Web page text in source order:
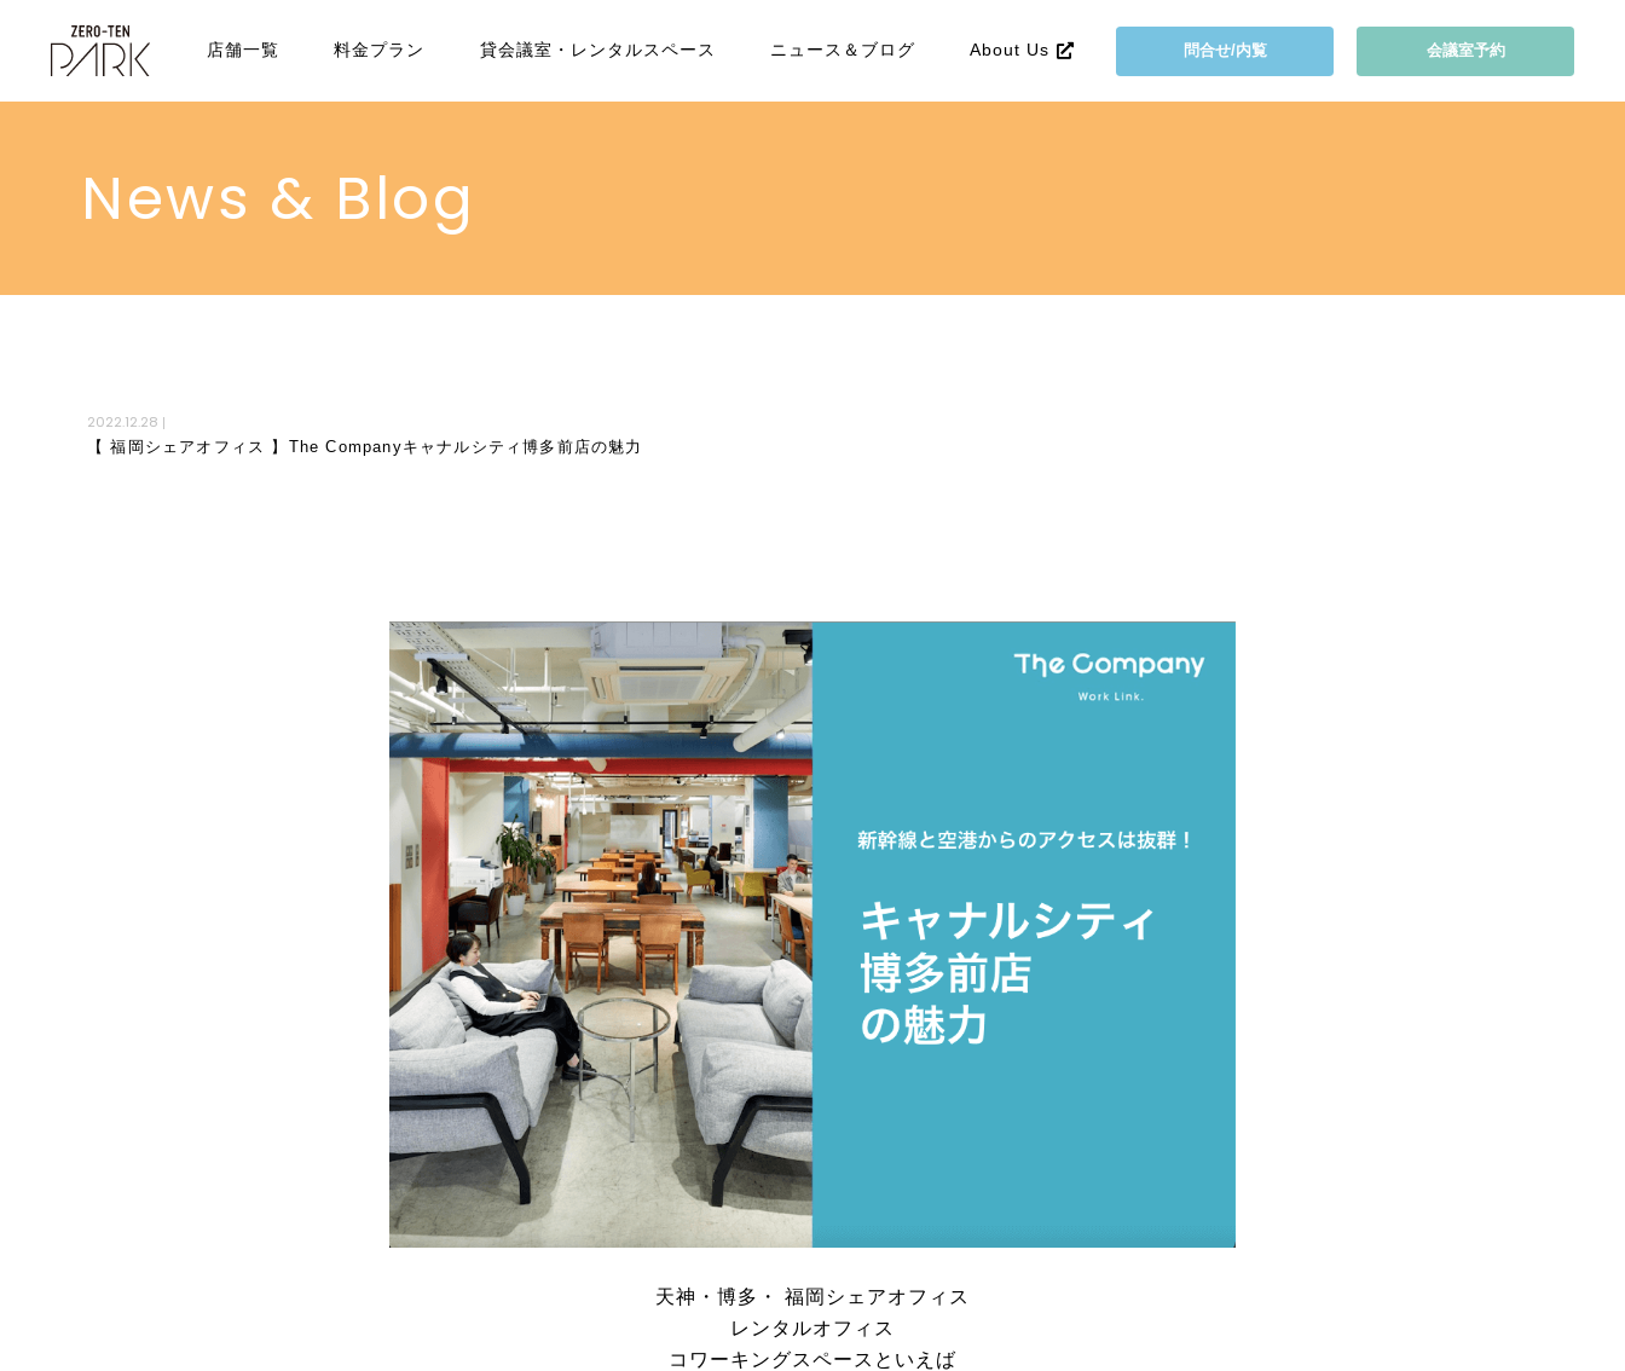
店舗一覧 料金プラン 貸会議室・レンタルスペース ニュース＆ブログ About Us 問合せ/内覧 会議室予約
News & Blog
2022.12.28
【 福岡シェアオフィス 】The Companyキャナルシティ博多前店の魅力
天神・博多・ 福岡シェアオフィス
レンタルオフィス
コワーキングスペースといえば